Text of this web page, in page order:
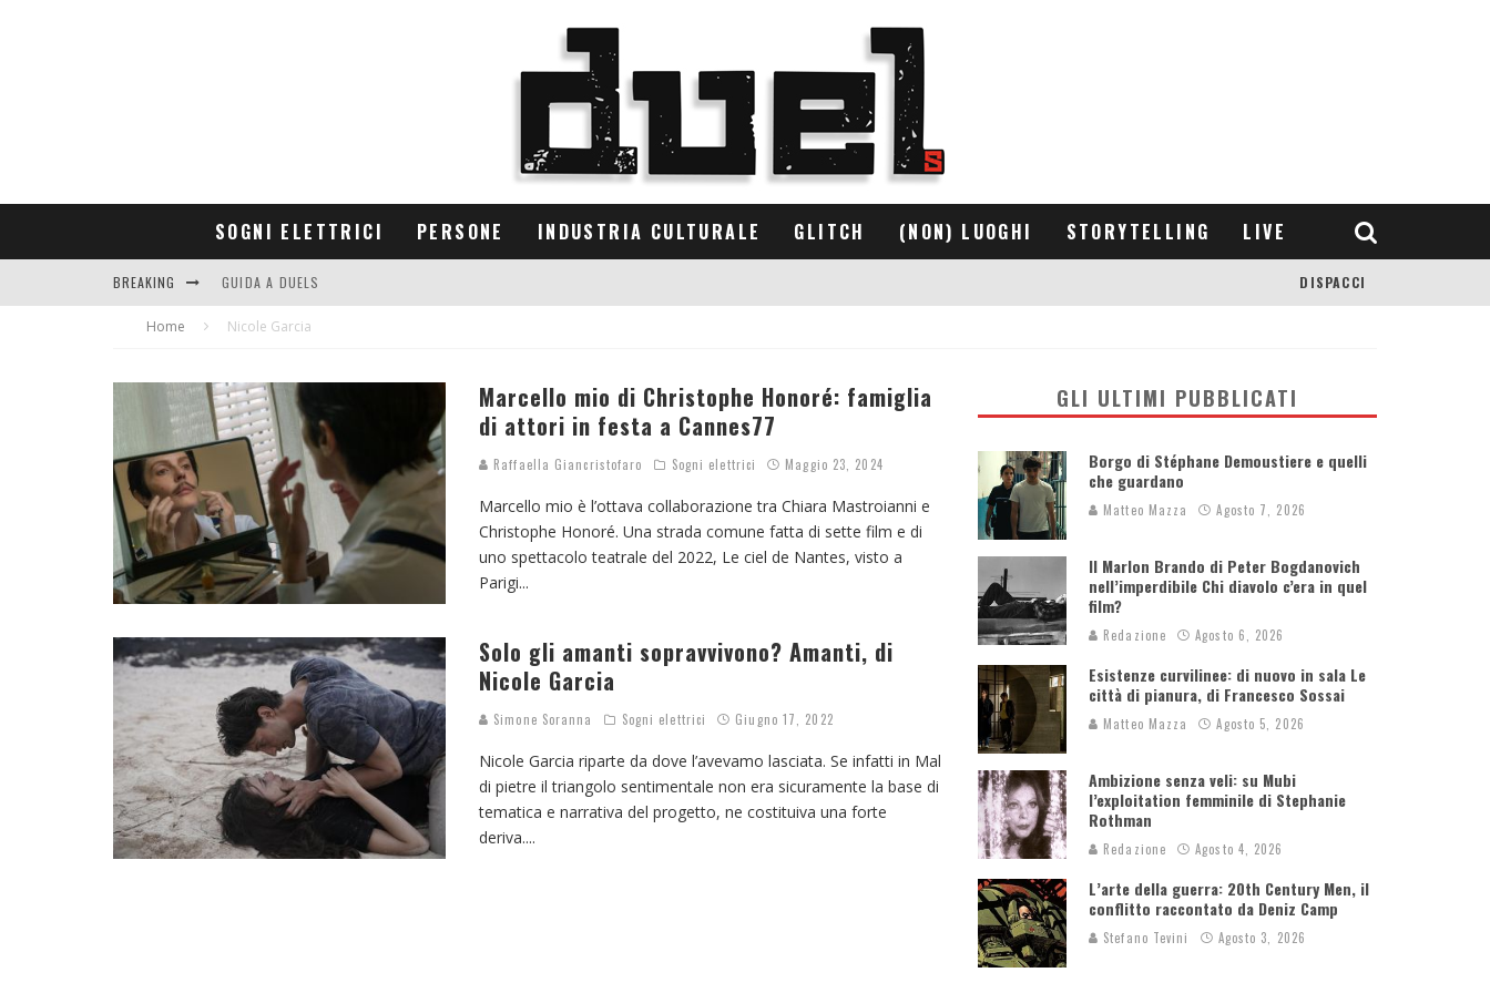
SOGNI ELETTRICI PERSONE INDUSTRIA CULTURALE GLITCH (NON) LUOGHI STORYTELLING LIVE
BREAKING GUIDA A DUELS
CONTRIBUTORS
DISPACCI
Home Nicole Garcia
Marcello mio di Christophe Honoré: famiglia
di attori in festa a Cannes77
Raffaella Giancristofaro Sogni elettrici Maggio 23, 2024
Marcello mio è l’ottava collaborazione tra Chiara Mastroianni e
Christophe Honoré. Una strada comune fatta di sette film e di
uno spettacolo teatrale del 2022, Le ciel de Nantes, visto a
Parigi...
Solo gli amanti sopravvivono? Amanti, di
Nicole Garcia
Simone Soranna Sogni elettrici Giugno 17, 2022
Nicole Garcia riparte da dove l’avevamo lasciata. Se infatti in Mal
di pietre il triangolo sentimentale non era sicuramente la base di
tematica e narrativa del progetto, ne costituiva una forte
deriva....
GLI ULTIMI PUBBLICATI
Borgo di Stéphane Demoustiere e quelli
che guardano
Matteo Mazza Agosto 7, 2026
Il Marlon Brando di Peter Bogdanovich
nell’imperdibile Chi diavolo c’era in quel
film?
Redazione Agosto 6, 2026
Esistenze curvilinee: di nuovo in sala Le
città di pianura, di Francesco Sossai
Matteo Mazza Agosto 5, 2026
Ambizione senza veli: su Mubi
l’exploitation femminile di Stephanie
Rothman
Redazione Agosto 4, 2026
L’arte della guerra: 20th Century Men, il
conflitto raccontato da Deniz Camp
Stefano Tevini Agosto 3, 2026